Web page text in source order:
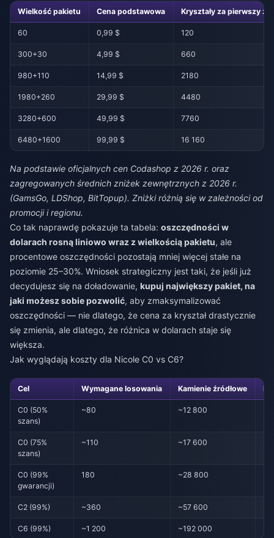
Wielkość pakietu Cena podstawowa Kryształy za pierwszy
60 0,99 $ 120
300+30 4,99 $ 660
980+110 14,99 $ 2180
1980+260 29,99 $ 4480
3280+600 49,99 $ 7760
6480+1600 99,99 $ 16 160
Na podstawie oficjalnych cen Codashop z 2026 r. oraz
zagregowanych średnich zniżek zewnętrznych z 2026 r.
(GamsGo, LDShop, BitTopup). Zniżki różnią się w zależności od
promocji i regionu.
Co tak naprawdę pokazuje ta tabela: oszczędności w
dolarach rosną liniowo wraz z wielkością pakietu, ale
procentowe oszczędności pozostają mniej więcej stałe na
poziomie 25–30%. Wniosek strategiczny jest taki, że jeśli już
decydujesz się na doładowanie, kupuj największy pakiet, na
jaki możesz sobie pozwolić, aby zmaksymalizować
oszczędności — nie dlatego, że cena za kryształ drastycznie
się zmienia, ale dlatego, że różnica w dolarach staje się
większa.
Jak wyglądają koszty dla Nicole C0 vs C6?
Cel Wymagane losowania Kamienie źródłowe
C0 (50%
szans)
~80 ~12 800
C0 (75%
szans)
~110 ~17 600
C0 (99%
gwarancji)
180 ~28 800
C2 (99%) ~360 ~57 600
C6 (99%) ~1 200 ~192 000